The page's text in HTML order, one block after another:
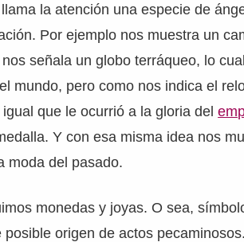
la atención una especie de
Por ejemplo nos muestra un
señala un globo terráqueo, lo
mundo, pero como nos indica el
que le ocurrió a la gloria del
Y con esa misma idea nos
moda del pasado.
monedas y joyas. O sea,
origen de actos